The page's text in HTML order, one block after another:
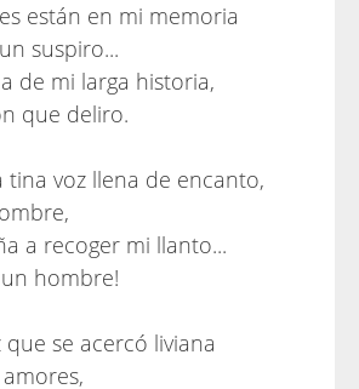
están en mi memoria
suspiro...
de mi larga historia,
que deliro.
tina voz llena de encanto,
a recoger mi llanto...
un hombre!
se acercó liviana